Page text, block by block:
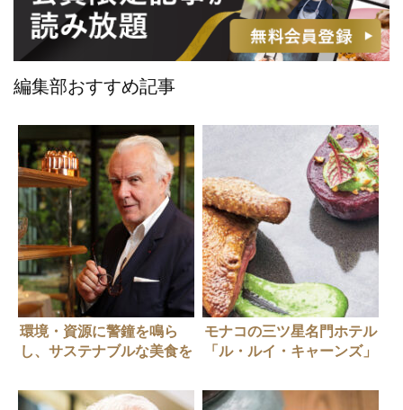
編集部おすすめ記事
環境・資源に警鐘を鳴ら
し、サステナブルな美食を
王、アラン・デュカスが
モナコの三ツ星名門ホテル
「ル・ルイ・キャーンズ」
ロリーさん